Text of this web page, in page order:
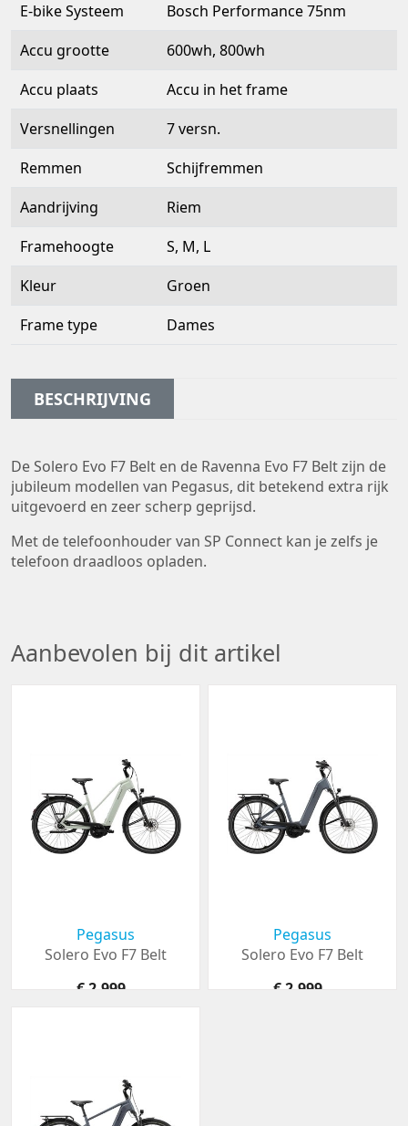
E-bike Systeem
Bosch Performance 75nm
Accu grootte
600wh, 800wh
Accu plaats
Accu in het frame
Versnellingen
7 versn.
Remmen
Schijfremmen
Aandrijving
Riem
Framehoogte
S, M, L
Kleur
Groen
Frame type
Dames
BESCHRIJVING
De Solero Evo F7 Belt en de Ravenna Evo F7 Belt zijn de
jubileum modellen van Pegasus, dit betekend extra rijk
uitgevoerd en zeer scherp geprijsd.
Met de telefoonhouder van SP Connect kan je zelfs je
telefoon draadloos opladen.
Aanbevolen bij dit artikel
Pegasus
Solero Evo F7 Belt
€ 2.999,-
Pegasus
Solero Evo F7 Belt
€ 2.999,-